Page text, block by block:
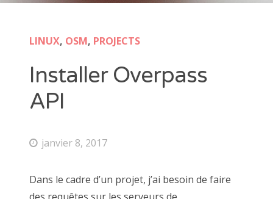
LINUX, OSM, PROJECTS
Installer Overpass
API
janvier 8, 2017
Dans le cadre d’un projet, j’ai besoin de faire
code
esxi